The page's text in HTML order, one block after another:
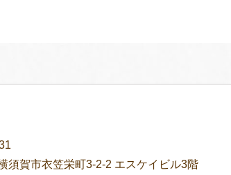
須賀市衣笠栄町3-2-2 エスケイビル3階